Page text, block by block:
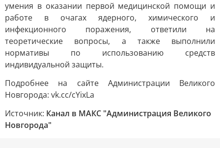
умения в оказании первой медицинской помощи и
работе в очагах ядерного, химического и
инфекционного поражения, ответили на
теоретические вопросы, а также выполнили
нормативы по использованию средств
индивидуальной защиты.
Подробнее на сайте Администрации Великого
Новгорода: vk.cc/cYixLa
Источник: Канал в МАКС "Администрация Великого
Новгорода"